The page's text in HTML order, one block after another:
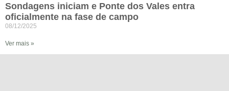
Sondagens iniciam e Ponte dos Vales entra
oficialmente na fase de campo
08/12/2025
Ver mais »